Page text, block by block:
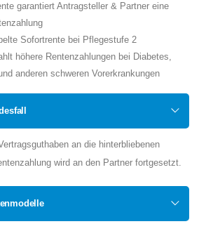
garantiert Antragsteller & Partner eine
Sofortrente bei Pflegestufe 2
höhere Rentenzahlungen bei Diabetes,
anderen schweren Vorerkrankungen
an die hinterbliebenen
wird an den Partner fortgesetzt.